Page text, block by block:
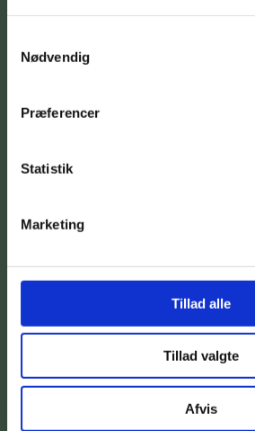
Nødvendig
Præferencer
Statistik
Marketing
Tillad alle
Tillad valgte
Afvis
Betterflow v/Inge Svane
8870 Langå
” Først når vi accepterer
begynde at hele.”